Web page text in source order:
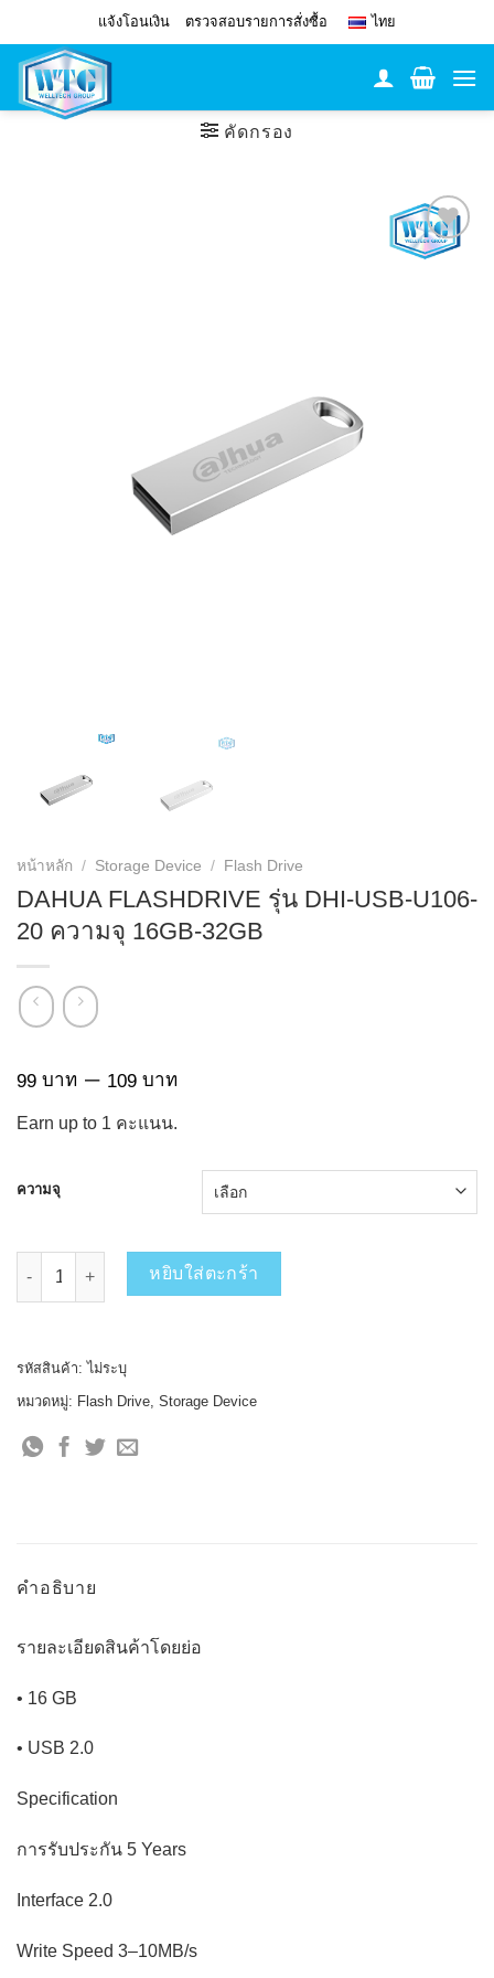
to
content
แจ้งโอนเงิน ตรวจสอบรายการสั่งซื้อ ไทย
คัดกรอง
หน้าหลัก / Storage Device / Flash Drive
DAHUA FLASHDRIVE รุ่น DHI-USB-U106-
20 ความจุ 16GB-32GB
99 บาท – 109 บาท
109 บาท
Earn up to 1 คะแนน.
ความจุ
จำนวน DAHUA FLASHDRIVE รุ่น DHI-USB-U106-20 ความจุ
หยิบใส่ตะกร้า
รหัสสินค้า:ไม่ระบุ
หมวดหมู่: Flash Drive Storage Device
คำอธิบาย
รายละเอียดสินค้าโดยย่อ
• 16 GB
• USB 2.0
Specification
การรับประกัน 5 Years
Interface 2.0
Write Speed 3–10MB/s